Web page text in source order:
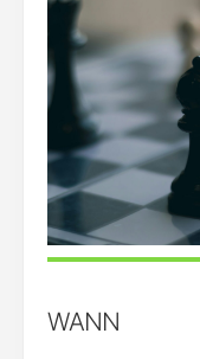
WANN